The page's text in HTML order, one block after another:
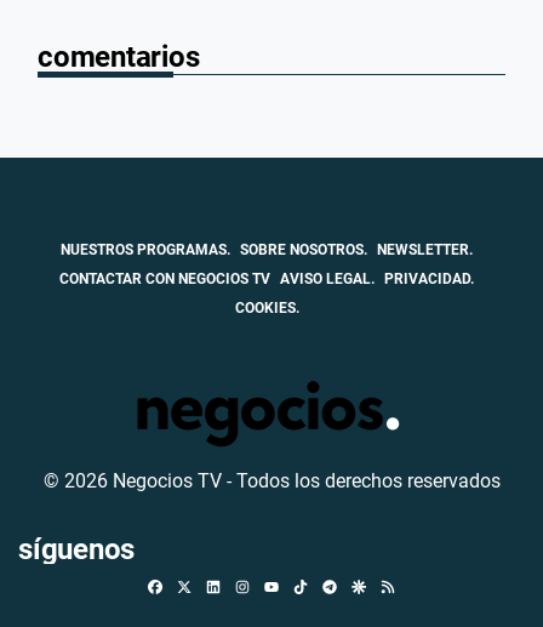
comentarios
NUESTROS PROGRAMAS. SOBRE NOSOTROS. NEWSLETTER.
CONTACTAR CON NEGOCIOS TV AVISO LEGAL. PRIVACIDAD.
COOKIES.
© 2026 Negocios TV - Todos los derechos reservados
síguenos
FacebookLinkedinInstagramTikTokTelegramGoogle Discover